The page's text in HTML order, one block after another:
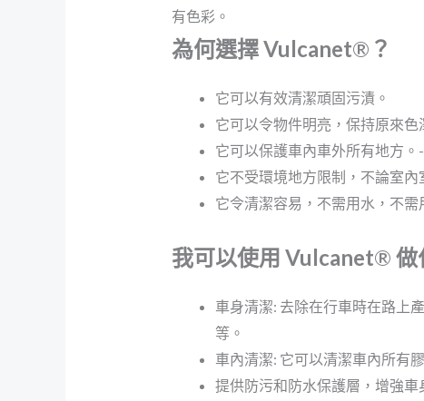
有色彩。
為何選擇 Vulcanet® ？
它可以有效清潔頑固污漬。
它可以令物件明亮，保持原來色
它可以保護車內車外所有地方
它不受環境地方限制，不論室
它令清潔容易，不需用水，不需
我可以使用 Vulcanet® 做
車身清潔: 去除在行車時在路上
等。
車內清潔: 它可以清潔車內所有
提供防污和防水保護層，增強